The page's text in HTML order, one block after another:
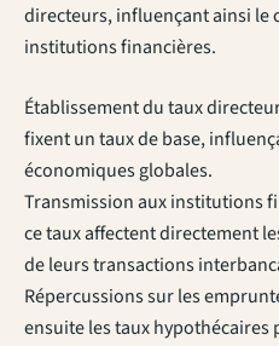
directeurs, influençant ainsi le
institutions financières.
Établissement du taux
fixent un taux de base,
économiques globales.
Transmission aux institutions
ce taux affectent directement
de leurs transactions
Répercussions sur les
ensuite les taux hypothécaires